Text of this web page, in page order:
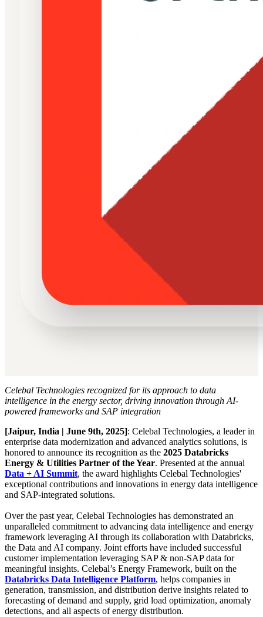
Celebal Technologies recognized for its approach to data
intelligence in the energy sector, driving innovation through AI-
powered frameworks and SAP integration
[Jaipur, India | June 9th, 2025]: Celebal Technologies, a leader in
enterprise data modernization and advanced analytics solutions, is
honored to announce its recognition as the 2025 Databricks
Energy & Utilities Partner of the Year. Presented at the annual
Data + AI Summit, the award highlights Celebal Technologies'
exceptional contributions and innovations in energy data intelligence
and SAP-integrated solutions.
Over the past year, Celebal Technologies has demonstrated an
unparalleled commitment to advancing data intelligence and energy
framework leveraging AI through its collaboration with Databricks,
the Data and AI company. Joint efforts have included successful
customer implementation leveraging SAP & non-SAP data for
meaningful insights. Celebal’s Energy Framework, built on the
Databricks Data Intelligence Platform, helps companies in
generation, transmission, and distribution derive insights related to
forecasting of demand and supply, grid load optimization, anomaly
detections, and all aspects of energy distribution.